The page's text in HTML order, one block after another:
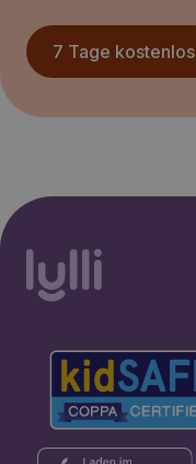
7 Tage kostenlos